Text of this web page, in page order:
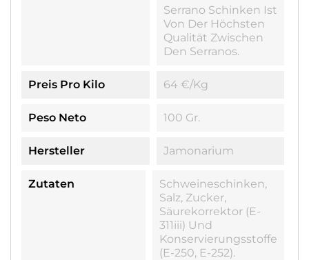
Serrano Schinken Ist
Von Der Höchsten
Qualität Zwischen
Den Serranos.
Preis Pro Kilo 64 €/kg
Peso Neto 100 Gr.
Hersteller Jamonarium
Zutaten
Schweineschinken,
Salz, Zucker,
Säurekorrektor (E-
311iii) Und
Konservierungsstoffe
(E-250, E-252).